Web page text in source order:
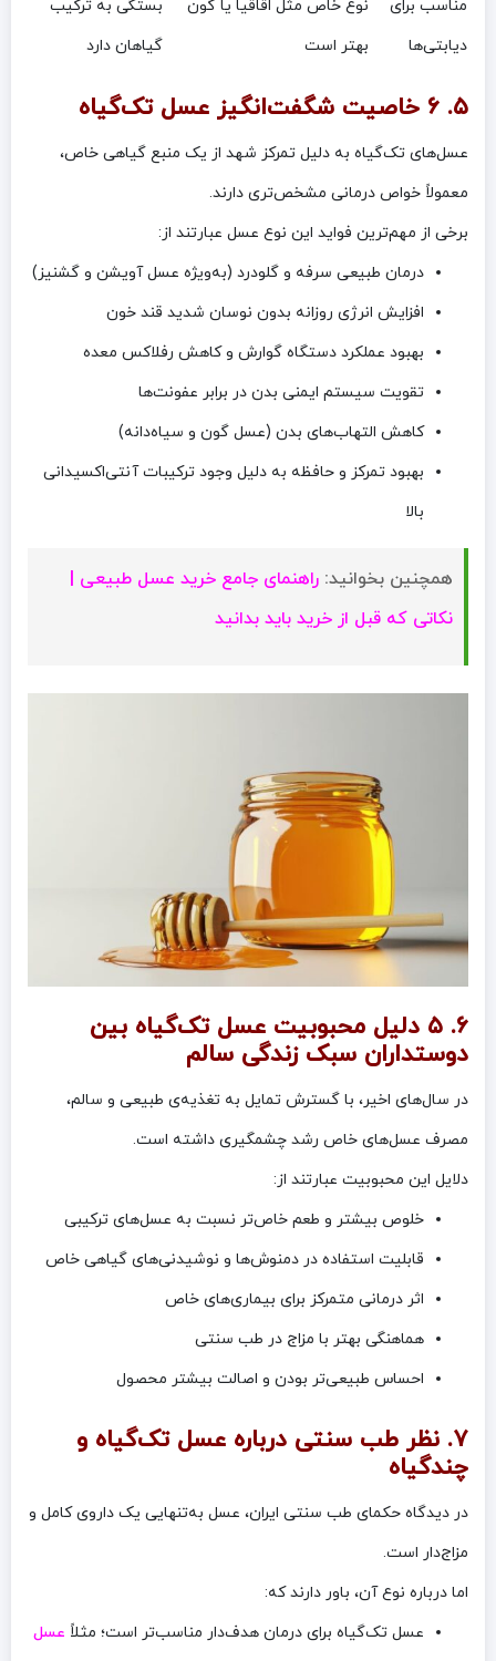
مناسب برای
دیابتی‌ها
نوع خاص مثل اقاقیا یا گون
بهتر است
بستگی به ترکیب
گیاهان دارد
۵. ۶ خاصیت شگفت‌انگیز عسل تک‌گیاه
عسل‌های تک‌گیاه به دلیل تمرکز شهد از یک منبع گیاهی خاص،
معمولاً خواص درمانی مشخص‌تری دارند.
برخی از مهم‌ترین فواید این نوع عسل عبارتند از:
درمان طبیعی سرفه و گلودرد (به‌ویژه عسل آویشن و گشنیز)
افزایش انرژی روزانه بدون نوسان شدید قند خون
بهبود عملکرد دستگاه گوارش و کاهش رفلاکس معده
تقویت سیستم ایمنی بدن در برابر عفونت‌ها
کاهش التهاب‌های بدن (عسل گون و سیاه‌دانه)
بهبود تمرکز و حافظه به دلیل وجود ترکیبات آنتی‌اکسیدانی
بالا
همچنین بخوانید: راهنمای جامع خرید عسل طبیعی |
نکاتی که قبل از خرید باید بدانید
۶. ۵ دلیل محبوبیت عسل تک‌گیاه بین
دوستداران سبک زندگی سالم
در سال‌های اخیر، با گسترش تمایل به تغذیه‌ی طبیعی و سالم،
مصرف عسل‌های خاص رشد چشمگیری داشته است.
دلایل این محبوبیت عبارتند از:
خلوص بیشتر و طعم خاص‌تر نسبت به عسل‌های ترکیبی
قابلیت استفاده در دمنوش‌ها و نوشیدنی‌های گیاهی خاص
اثر درمانی متمرکز برای بیماری‌های خاص
هماهنگی بهتر با مزاج در طب سنتی
احساس طبیعی‌تر بودن و اصالت بیشتر محصول
۷. نظر طب سنتی درباره عسل تک‌گیاه و
چندگیاه
در دیدگاه حکمای طب سنتی ایران، عسل به‌تنهایی یک داروی کامل و
مزاج‌دار است.
اما درباره نوع آن، باور دارند که:
عسل تک‌گیاه برای درمان هدف‌دار مناسب‌تر است؛ مثلاً عسل